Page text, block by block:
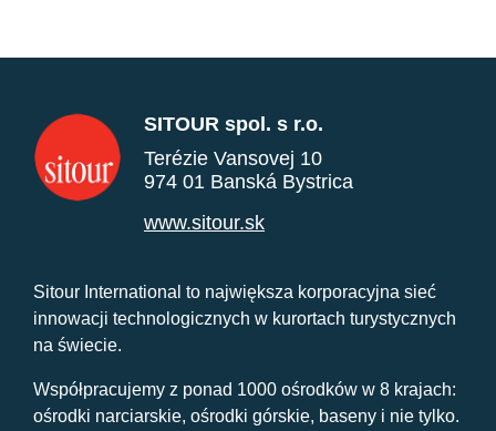
SITOUR spol. s r.o.
Terézie Vansovej 10
974 01 Banská Bystrica
www.sitour.sk
Sitour International to największa korporacyjna sieć
innowacji technologicznych w kurortach turystycznych
na świecie.
Współpracujemy z ponad 1000 ośrodków w 8 krajach:
ośrodki narciarskie, ośrodki górskie, baseny i nie tylko.